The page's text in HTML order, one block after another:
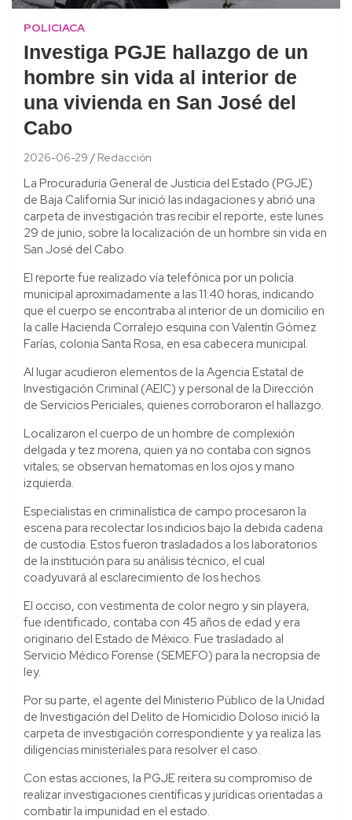
POLICIACA
Investiga PGJE hallazgo de un
hombre sin vida al interior de
una vivienda en San José del
Cabo
2026-06-29 Redacción
La Procuraduría General de Justicia del Estado (PGJE)
de Baja California Sur inició las indagaciones y abrió una
carpeta de investigación tras recibir el reporte, este lunes
29 de junio, sobre la localización de un hombre sin vida en
San José del Cabo.
El reporte fue realizado vía telefónica por un policía
municipal aproximadamente a las 11:40 horas, indicando
que el cuerpo se encontraba al interior de un domicilio en
la calle Hacienda Corralejo esquina con Valentín Gómez
Farías, colonia Santa Rosa, en esa cabecera municipal.
Al lugar acudieron elementos de la Agencia Estatal de
Investigación Criminal (AEIC) y personal de la Dirección
de Servicios Periciales, quienes corroboraron el hallazgo.
Localizaron el cuerpo de un hombre de complexión
delgada y tez morena, quien ya no contaba con signos
vitales; se observan hematomas en los ojos y mano
izquierda.
Especialistas en criminalística de campo procesaron la
escena para recolectar los indicios bajo la debida cadena
de custodia. Estos fueron trasladados a los laboratorios
de la institución para su análisis técnico, el cual
coadyuvará al esclarecimiento de los hechos.
El occiso, con vestimenta de color negro y sin playera,
fue identificado, contaba con 45 años de edad y era
originario del Estado de México. Fue trasladado al
Servicio Médico Forense (SEMEFO) para la necropsia de
ley.
Por su parte, el agente del Ministerio Público de la Unidad
de Investigación del Delito de Homicidio Doloso inició la
carpeta de investigación correspondiente y ya realiza las
diligencias ministeriales para resolver el caso.
Con estas acciones, la PGJE reitera su compromiso de
realizar investigaciones científicas y jurídicas orientadas a
combatir la impunidad en el estado.